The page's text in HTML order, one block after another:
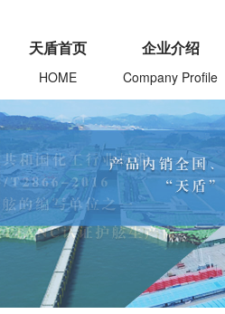
天盾首页
HOME
企业介绍
Company Profile